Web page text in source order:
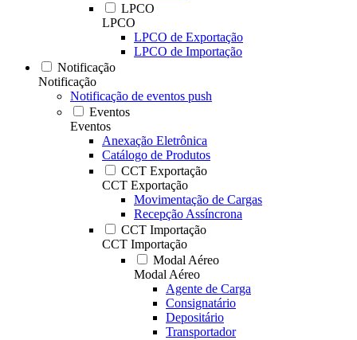
LPCO
LPCO
LPCO de Exportação
LPCO de Importação
Notificação
Notificação
Notificação de eventos push
Eventos
Eventos
Anexação Eletrônica
Catálogo de Produtos
CCT Exportação
CCT Exportação
Movimentação de Cargas
Recepção Assíncrona
CCT Importação
CCT Importação
Modal Aéreo
Modal Aéreo
Agente de Carga
Consignatário
Depositário
Transportador